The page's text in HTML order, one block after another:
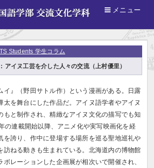
メニュー
ホーム >
Students 学生コラム
アイヌ工芸を介した人々の交流（上村優里）
』（野田サトル作）という漫画がある。日露
太を舞台にした作品だ。アイヌ語学者やアイヌ
もと制作され、精緻なアイヌ文化の描写でも知
の連載開始以降、アニメ化や実写映画化を経
を誇り、作中に登場する場所を巡る聖地巡礼や
訪ねる動きも生まれている。北海道内の博物館
ボレーションした企画展が相次いで開催され、